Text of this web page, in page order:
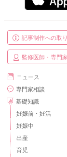
記事制作への取
監修医師・専門
ニュース
専門家相談
基礎知識
妊娠前・妊活
妊娠中
出産
育児